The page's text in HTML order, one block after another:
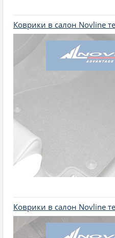
Коврики в салон Novline
Коврики в салон Novline